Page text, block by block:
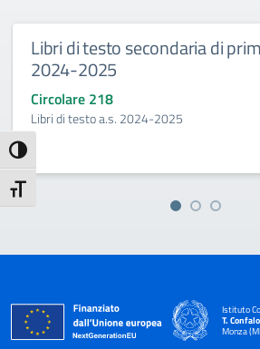
Attiva/disattiva alto contrasto
Attiva/disattiva dimensione testo
Libri di testo secondaria di
2024-2025
Circolare 218
Libri di testo a.s. 2024-2025
Istituto
T.
Monza
— Visita